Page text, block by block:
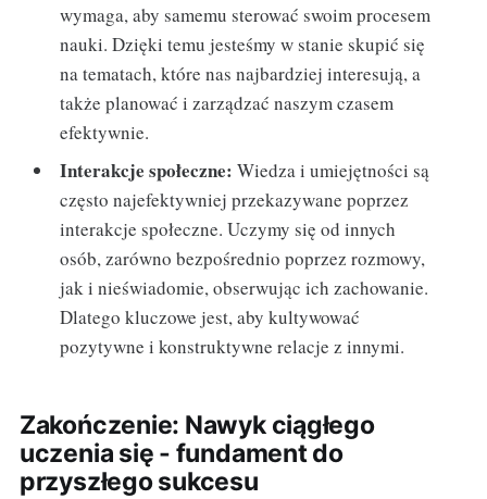
wymaga, aby samemu sterować swoim procesem
nauki. Dzięki temu jesteśmy w stanie skupić się
na tematach, które nas najbardziej interesują, a
także planować i zarządzać naszym czasem
efektywnie.
Interakcje społeczne: Wiedza i umiejętności są
często najefektywniej przekazywane poprzez
interakcje społeczne. Uczymy się od innych
osób, zarówno bezpośrednio poprzez rozmowy,
jak i nieświadomie, obserwując ich zachowanie.
Dlatego kluczowe jest, aby kultywować
pozytywne i konstruktywne relacje z innymi.
Zakończenie: Nawyk ciągłego
uczenia się - fundament do
przyszłego sukcesu